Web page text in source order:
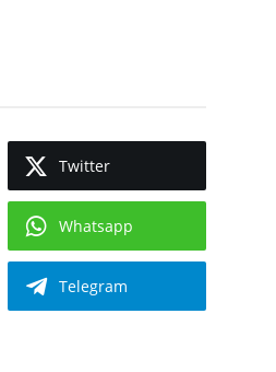
Twitter
Whatsapp
Telegram